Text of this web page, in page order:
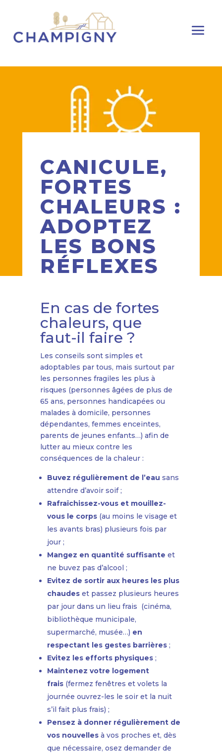
CANICULE,
FORTES
CHALEURS :
ADOPTEZ
LES BONS
RÉFLEXES
En cas de fortes
chaleurs, que
faut-il faire ?
Les conseils sont simples et
adoptables par tous, mais surtout par
les personnes fragiles les plus à
risques (personnes âgées de plus de
65 ans, personnes handicapées ou
malades à domicile, personnes
dépendantes, femmes enceintes,
parents de jeunes enfants…) afin de
lutter au mieux contre les
conséquences de la chaleur :
Buvez régulièrement de l’eau sans
attendre d’avoir soif ;
Rafraîchissez-vous et mouillez-
vous le corps(au moins le visage et
les avants bras) plusieurs fois par
jour ;
Mangez en quantité suffisante et
ne buvez pas d’alcool ;
Evitez de sortir aux heures les plus
chaudeset passez plusieurs heures
par jour dans un lieu frais (cinéma,
bibliothèque municipale,
supermarché, musée…) en
respectant les gestes barrières;
Evitez les efforts physiques;
Maintenez votre logement
frais(fermez fenêtres et volets la
journée ouvrez-les le soir et la nuit
s’il fait plus frais) ;
Pensez à donner régulièrement de
vos nouvellesà vos proches et, dès
que nécessaire, osez demander de